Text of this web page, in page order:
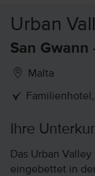
Urban
San Gwann
Malta
Ihre
Das Urban
eingebettet in